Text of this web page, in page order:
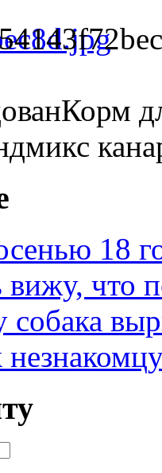
18
что
собака